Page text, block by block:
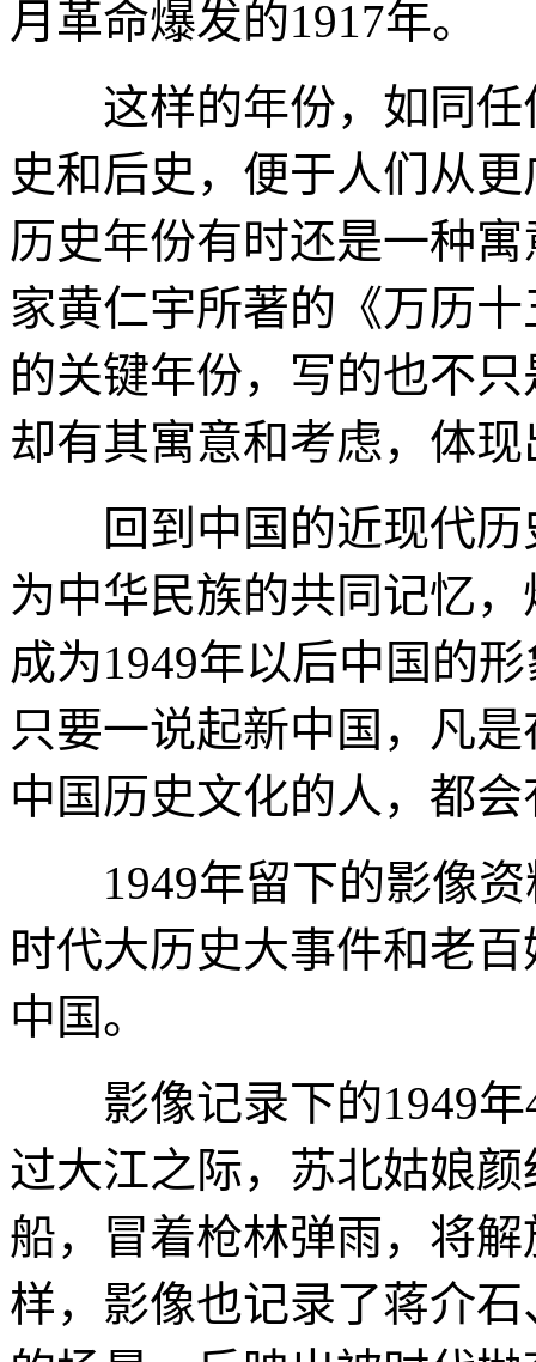
月革命爆发的1917年。
这样的年份，如同任
史和后史，便于人们从
历史年份有时还是一种
家黄仁宇所著的《万历
的关键年份，写的也不
却有其寓意和考虑，体
回到中国的近现代历
为中华民族的共同记忆
成为1949年以后中国的
只要一说起新中国，凡
中国历史文化的人，都
1949年留下的影像资
时代大历史大事件和老
中国。
影像记录下的1949年
过大江之际，苏北姑娘
船，冒着枪林弹雨，将
样，影像也记录了蒋介